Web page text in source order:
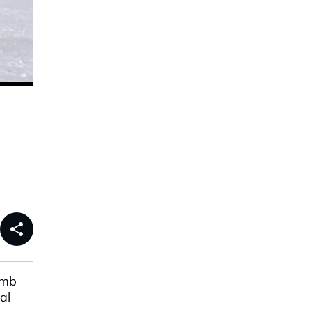
share